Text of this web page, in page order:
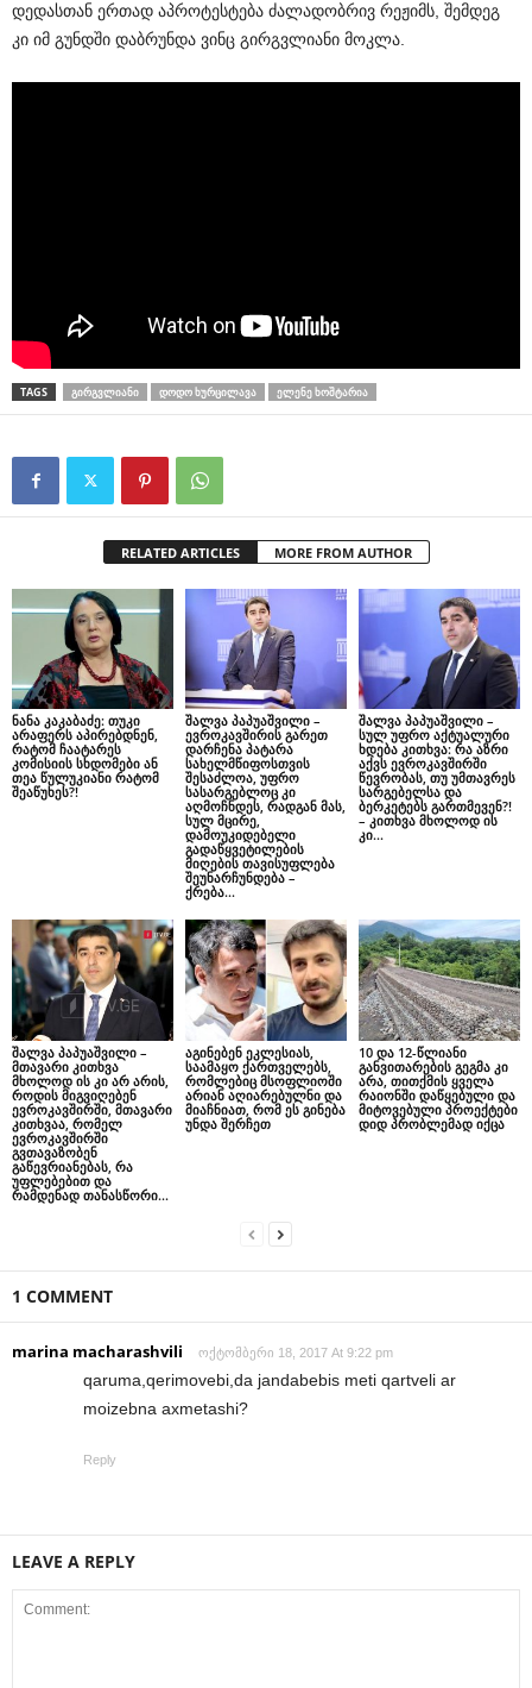
დედასთან ერთად აპროტესტება ძალადობრივ რეჟიმს, შემდეგ
კი იმ გუნდში დაბრუნდა ვინც გირგვლიანი მოკლა.
TAGS ᲒᲘᲠᲒᲕᲚᲘᲐᲜᲘ ᲓᲝᲓᲝ ᲮᲣᲠᲪᲘᲚᲐᲕᲐ ᲔᲚᲔᲜᲔ ᲮᲝᲨᲢᲐᲠᲘᲐ
RELATED ARTICLES MORE FROM AUTHOR
ნანა კაკაბაძე: თუკი
არაფერს აპირებდნენ,
რატომ ჩაატარეს
კომისიის სხდომები ან
თეა წულუკიანი რატომ
შეაწუხეს?!
შალვა პაპუაშვილი –
ევროკავშირის გარეთ
დარჩენა პატარა
სახელმწიფოსთვის
შესაძლოა, უფრო
სასარგებლოც კი
აღმოჩნდეს, რადგან მას,
სულ მცირე,
დამოუკიდებელი
გადაწყვეტილების
მიღების თავისუფლება
შეუნარჩუნდება –
ქრება...
შალვა პაპუაშვილი –
სულ უფრო აქტუალური
ხდება კითხვა: რა აზრი
აქვს ევროკავშირში
წევრობას, თუ უმთავრეს
სარგებელსა და
ბერკეტებს გართმევენ?!
– კითხვა მხოლოდ ის
კი...
შალვა პაპუაშვილი –
მთავარი კითხვა
მხოლოდ ის კი არ არის,
როდის მიგვიღებენ
ევროკავშირში, მთავარი
კითხვაა, რომელ
ევროკავშირში
გვთავაზობენ
გაწევრიანებას, რა
უფლებებით და
რამდენად თანასწორი...
აგინებენ ეკლესიას,
საამაყო ქართველებს,
რომლებიც მსოფლიოში
არიან აღიარებულნი და
მიაჩნიათ, რომ ეს გინება
უნდა შერჩეთ
10 და 12-წლიანი
განვითარების გეგმა კი
არა, თითქმის ყველა
რაიონში დაწყებული და
მიტოვებული პროექტები
დიდ პრობლემად იქცა
1 COMMENT
marina macharashvili ოქტომბერი 18, 2017 At 9:22 pm
qaruma,qerimovebi,da jandabebis meti qartveli ar
moizebna axmetashi?
Reply
LEAVE A REPLY